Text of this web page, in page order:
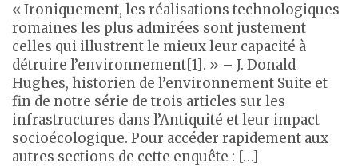
« Ironiquement, les réalisations technologiques
romaines les plus admirées sont justement
celles qui illustrent le mieux leur capacité à
détruire l’environnement[1]. » – J. Donald
Hughes, historien de l’environnement Suite et
fin de notre série de trois articles sur les
infrastructures dans l’Antiquité et leur impact
socioécologique. Pour accéder rapidement aux
autres sections de cette enquête : […]